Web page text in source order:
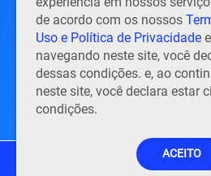
Contato, endereço e horário de
Perguntas Frequentes
Notícias
Trabalhe conosco
© EMGEA. 2026 - Todos os
de acordo com os nossos
Uso e Política de Privacidade
navegando neste site, você
dessas condições. e, ao
neste site, você declara estar
condições.
ACEITO